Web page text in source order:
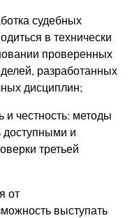
судебных
в технически
проверенных
разработанных
дисциплин;
и честность: методы
и
третьей
от
выступать